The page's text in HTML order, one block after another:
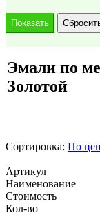
Эмали по
Золотой
Сортировка: По
Артикул
Наименование
Стоимость
Кол-во